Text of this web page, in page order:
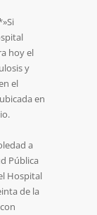
hoy el
y
el
en
a
Pública
Hospital
de la